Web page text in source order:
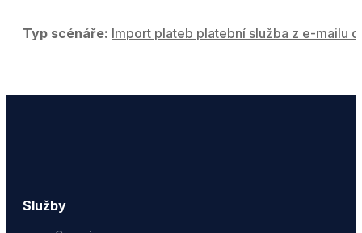
Typ scénáře: Import plateb platební služba z e-mailu
Služby